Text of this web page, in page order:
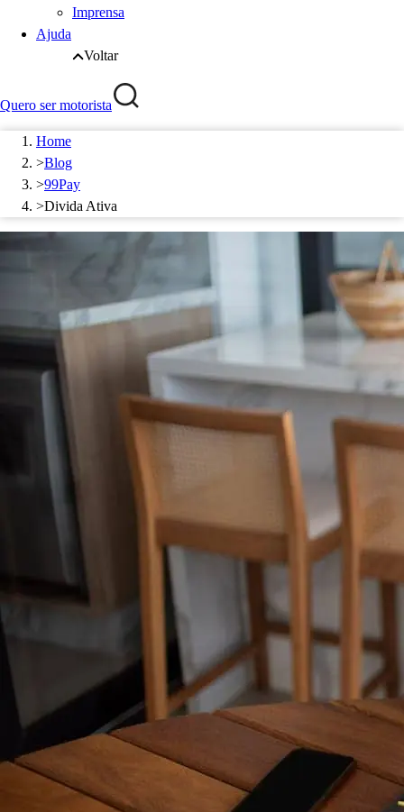
Imprensa
Ajuda
Voltar
Quero ser motorista
Home
>Blog
>99Pay
>Divida Ativa